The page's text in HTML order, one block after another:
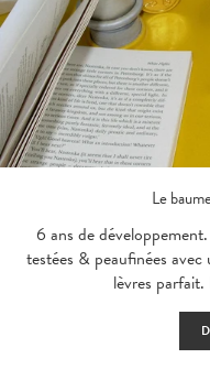
Le
6 ans de
testées & peaufinées avec
lèvres